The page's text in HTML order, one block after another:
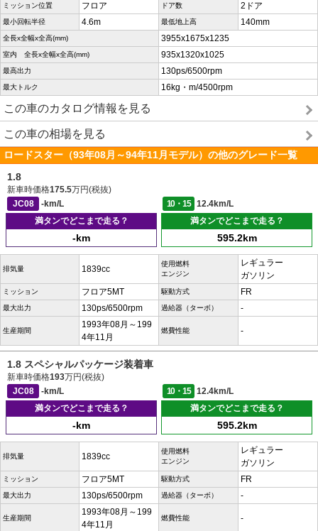
ミッション位置 フロア ドア数 2ドア
最小回転半径 4.6m 最低地上高 140mm
全長x全幅x全高(mm) 3955x1675x1235
室内 全長x全幅x全高(mm) 935x1320x1025
最高出力 130ps/6500rpm
最大トルク 16kg・m/4500rpm
この車のカタログ情報を見る
この車の相場を見る
ロードスター（93年08月～94年11月モデル）の他のグレード一覧
1.8
新車時価格175.5万円(税抜)
JC08
-km/L 10・15
12.4km/L
満タンでどこまで走る？
-km
満タンでどこまで走る？
595.2km
排気量 1839cc
使用燃料
エンジン
レギュラー
ガソリン
ミッション フロア5MT 駆動方式 FR
最大出力 130ps/6500rpm 過給器（ターボ） -
生産期間
1993年08月～199
4年11月
燃費性能 -
1.8 スペシャルパッケージ装着車
新車時価格193万円(税抜)
JC08
-km/L 10・15
12.4km/L
満タンでどこまで走る？
-km
満タンでどこまで走る？
595.2km
排気量 1839cc
使用燃料
エンジン
レギュラー
ガソリン
ミッション フロア5MT 駆動方式 FR
最大出力 130ps/6500rpm 過給器（ターボ） -
生産期間
1993年08月～199
4年11月
燃費性能 -